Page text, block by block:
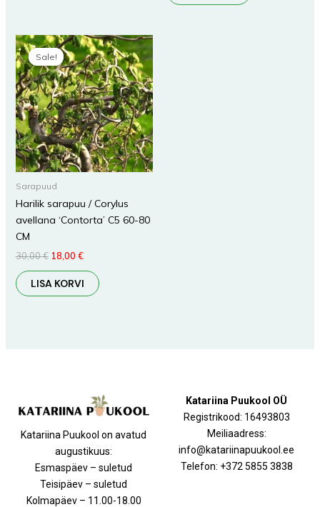
Sale!
Sale!
Sarapuud
Harilik sarapuu / Corylus
avellana ‘Contorta’ C5 60-80
CM
30,00€
Algne
hind
oli:
30,00 €.
18,00 €
Praegune
hind
on:
18,00 €.
LISA KORVI
Katariina Puukool on avatud
augustikuus:
Esmaspäev – suletud
Teisipäev – suletud
Kolmapäev – 11.00-18.00
Katariina Puukool OÜ
Registrikood: 16493803
Meiliaadress:
info@katariinapuukool.ee
Telefon: +372 5855 3838